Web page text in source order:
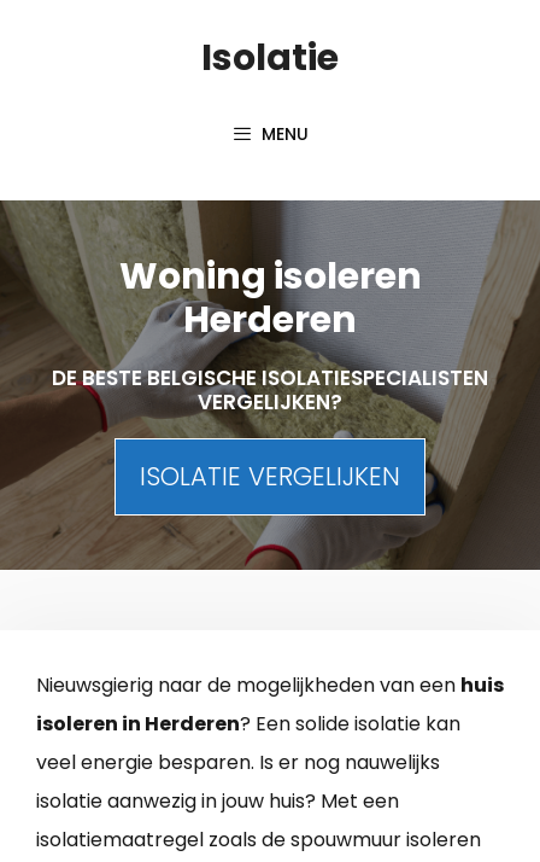
Isolatie
MENU
Woning isoleren
Herderen
DE BESTE BELGISCHE ISOLATIESPECIALISTEN
VERGELIJKEN?
ISOLATIE VERGELIJKEN
Nieuwsgierig naar de mogelijkheden van een huis
isoleren in Herderen? Een solide isolatie kan
veel energie besparen. Is er nog nauwelijks
isolatie aanwezig in jouw huis? Met een
isolatiemaatregel zoals de spouwmuur isoleren